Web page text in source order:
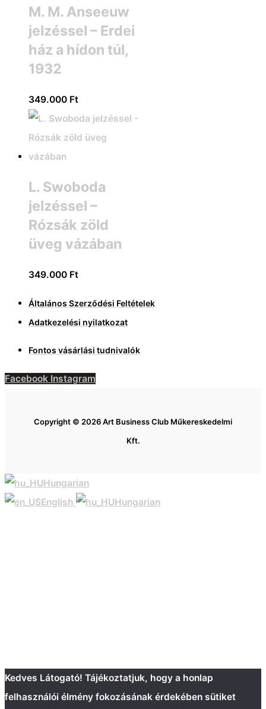
M. M. Anseeuw
jelzéssel – Erdei
ház a hídon túl,
1932
349.000 Ft
L. Swoboda
jelzéssel –
Rózsák zöld
üveg vázában
349.000 Ft
Általános Szerződési Feltételek
Adatkezelési nyilatkozat
Fontos vásárlási tudnivalók
Facebook Instagram
Copyright © 2026 Art Business Club Műkereskedelmi
Kft.
Hungarian
English
Hungarian
Kedves Látogató! Tájékoztatjuk, hogy a honlap
felhasználói élmény fokozásának érdekében sütiket